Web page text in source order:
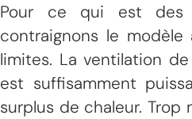
Pour ce qui est des
contraignons le
limites. La ventilation
est suffisamment
surplus de chaleur. Trop